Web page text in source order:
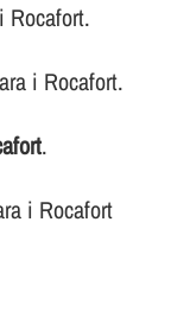
Rocafort.
i Rocafort.
.
i Rocafort